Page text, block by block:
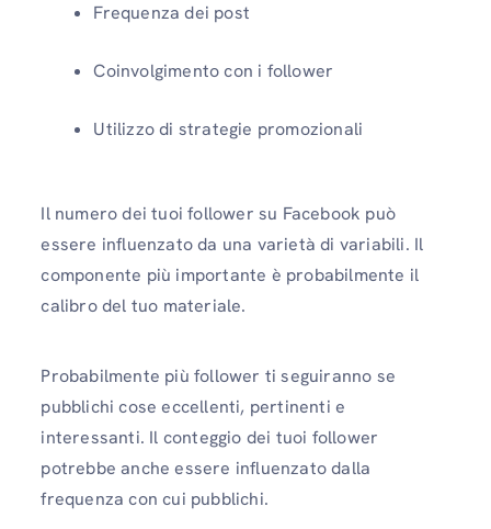
Frequenza dei post
Coinvolgimento con i follower
Utilizzo di strategie promozionali
Il numero dei tuoi follower su Facebook può
essere influenzato da una varietà di variabili. Il
componente più importante è probabilmente il
calibro del tuo materiale.
Probabilmente più follower ti seguiranno se
pubblichi cose eccellenti, pertinenti e
interessanti. Il conteggio dei tuoi follower
potrebbe anche essere influenzato dalla
frequenza con cui pubblichi.